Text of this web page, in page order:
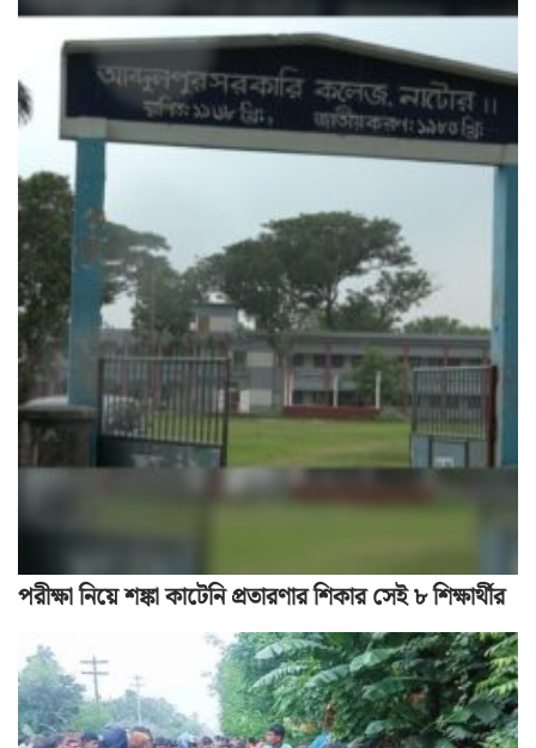
পরীক্ষা নিয়ে শঙ্কা কাটেনি প্রতারণার শিকার সেই ৮ শিক্ষার্থীর